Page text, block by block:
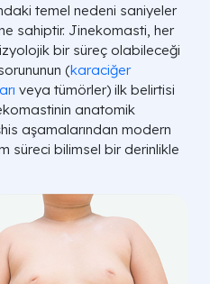
temel nedeni saniyeler
sahiptir. Jinekomasti, her
bir süreç olabileceği
(karaciğer
veya tümörler) ilk belirtisi
anatomik
aşamalarından modern
süreci bilimsel bir derinlikle